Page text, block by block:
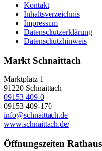
Kontakt
Inhaltsverzeichnis
Impressum
Datenschutzerklärung
Datenschutzhinweis
Markt Schnaittach
Marktplatz 1
91220 Schnaittach
09153 409-0
09153 409-170
info@schnaittach.de
www.schnaittach.de/
Öffnungszeiten Rathaus